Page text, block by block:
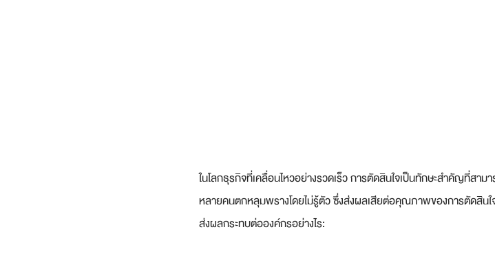
ในโลกธุรกิจที่เคลื่อนไหวอย่างรวดเร็ว การตัดสินใจเป็นทักษะสำคัญที่สา
หลายคนตกหลุมพรางโดยไม่รู้ตัว ซึ่งส่งผลเสียต่อคุณภาพของการตัดสินใ
ส่งผลกระทบต่อองค์กรอย่างไร: